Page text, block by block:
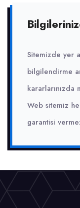
Sitemizde yer
bilgilendirme
kararlarınızda
Web sitemiz
garantisi